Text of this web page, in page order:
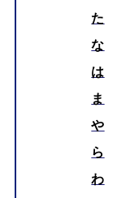
た
な
は
ま
や
ら
わ